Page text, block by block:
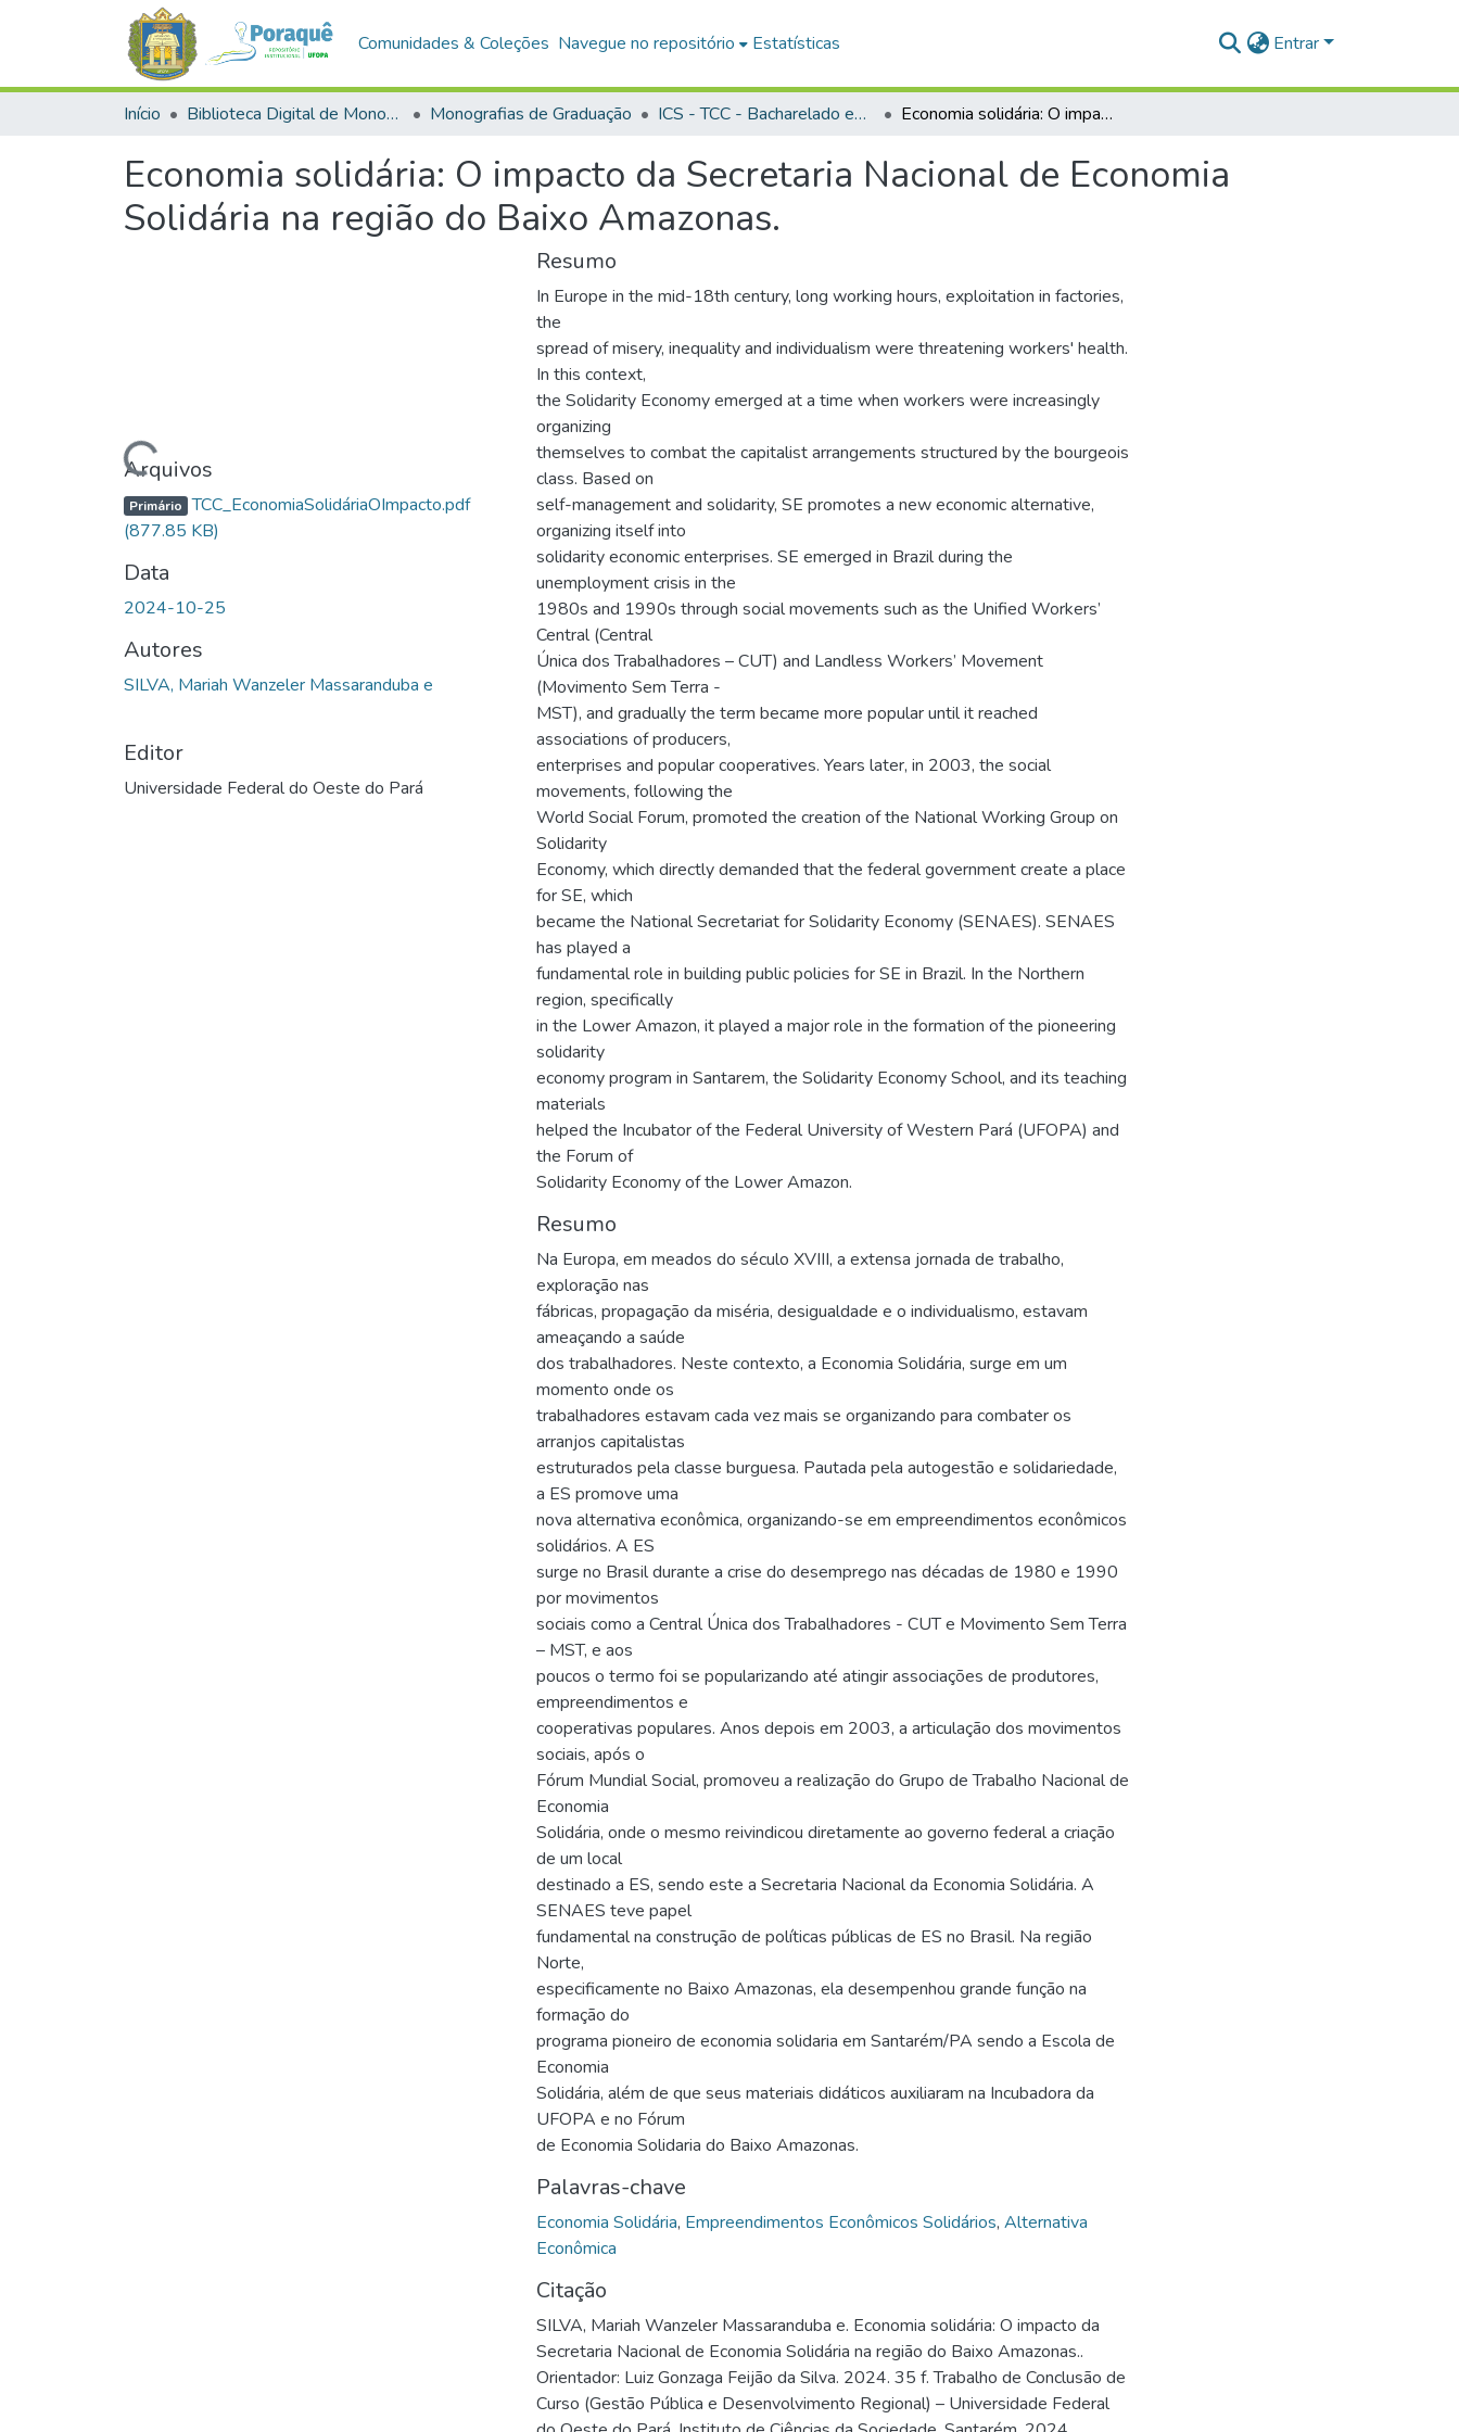
Comunidades & Coleções Navegue no repositório Estatísticas Entrar
Início Biblioteca Digital de Monografias (BDM) Monografias de Graduação ICS - TCC - Bacharelado em Gestão Pública e Desenvolvimento Regional Economia solidária: O impacto da Secretaria Nacional de Economia Solidária na região do Baixo Amazonas.
Economia solidária: O impacto da Secretaria Nacional de Economia
Solidária na região do Baixo Amazonas.
Carregando...Arquivos
Primário TCC_EconomiaSolidáriaOImpacto.pdf
(877.85 KB)
Data
2024-10-25
Autores
SILVA, Mariah Wanzeler Massaranduba e
Editor
Universidade Federal do Oeste do Pará
Resumo
In Europe in the mid-18th century, long working hours, exploitation in factories,
the
spread of misery, inequality and individualism were threatening workers' health.
In this context,
the Solidarity Economy emerged at a time when workers were increasingly
organizing
themselves to combat the capitalist arrangements structured by the bourgeois
class. Based on
self-management and solidarity, SE promotes a new economic alternative,
organizing itself into
solidarity economic enterprises. SE emerged in Brazil during the
unemployment crisis in the
1980s and 1990s through social movements such as the Unified Workers’
Central (Central
Única dos Trabalhadores – CUT) and Landless Workers’ Movement
(Movimento Sem Terra -
MST), and gradually the term became more popular until it reached
associations of producers,
enterprises and popular cooperatives. Years later, in 2003, the social
movements, following the
World Social Forum, promoted the creation of the National Working Group on
Solidarity
Economy, which directly demanded that the federal government create a place
for SE, which
became the National Secretariat for Solidarity Economy (SENAES). SENAES
has played a
fundamental role in building public policies for SE in Brazil. In the Northern
region, specifically
in the Lower Amazon, it played a major role in the formation of the pioneering
solidarity
economy program in Santarem, the Solidarity Economy School, and its teaching
materials
helped the Incubator of the Federal University of Western Pará (UFOPA) and
the Forum of
Solidarity Economy of the Lower Amazon.
Resumo
Na Europa, em meados do século XVIII, a extensa jornada de trabalho,
exploração nas
fábricas, propagação da miséria, desigualdade e o individualismo, estavam
ameaçando a saúde
dos trabalhadores. Neste contexto, a Economia Solidária, surge em um
momento onde os
trabalhadores estavam cada vez mais se organizando para combater os
arranjos capitalistas
estruturados pela classe burguesa. Pautada pela autogestão e solidariedade,
a ES promove uma
nova alternativa econômica, organizando-se em empreendimentos econômicos
solidários. A ES
surge no Brasil durante a crise do desemprego nas décadas de 1980 e 1990
por movimentos
sociais como a Central Única dos Trabalhadores - CUT e Movimento Sem Terra
– MST, e aos
poucos o termo foi se popularizando até atingir associações de produtores,
empreendimentos e
cooperativas populares. Anos depois em 2003, a articulação dos movimentos
sociais, após o
Fórum Mundial Social, promoveu a realização do Grupo de Trabalho Nacional de
Economia
Solidária, onde o mesmo reivindicou diretamente ao governo federal a criação
de um local
destinado a ES, sendo este a Secretaria Nacional da Economia Solidária. A
SENAES teve papel
fundamental na construção de políticas públicas de ES no Brasil. Na região
Norte,
especificamente no Baixo Amazonas, ela desempenhou grande função na
formação do
programa pioneiro de economia solidaria em Santarém/PA sendo a Escola de
Economia
Solidária, além de que seus materiais didáticos auxiliaram na Incubadora da
UFOPA e no Fórum
de Economia Solidaria do Baixo Amazonas.
Palavras-chave
Economia Solidária, Empreendimentos Econômicos Solidários, Alternativa
Econômica
Citação
SILVA, Mariah Wanzeler Massaranduba e. Economia solidária: O impacto da
Secretaria Nacional de Economia Solidária na região do Baixo Amazonas..
Orientador: Luiz Gonzaga Feijão da Silva. 2024. 35 f. Trabalho de Conclusão de
Curso (Gestão Pública e Desenvolvimento Regional) – Universidade Federal